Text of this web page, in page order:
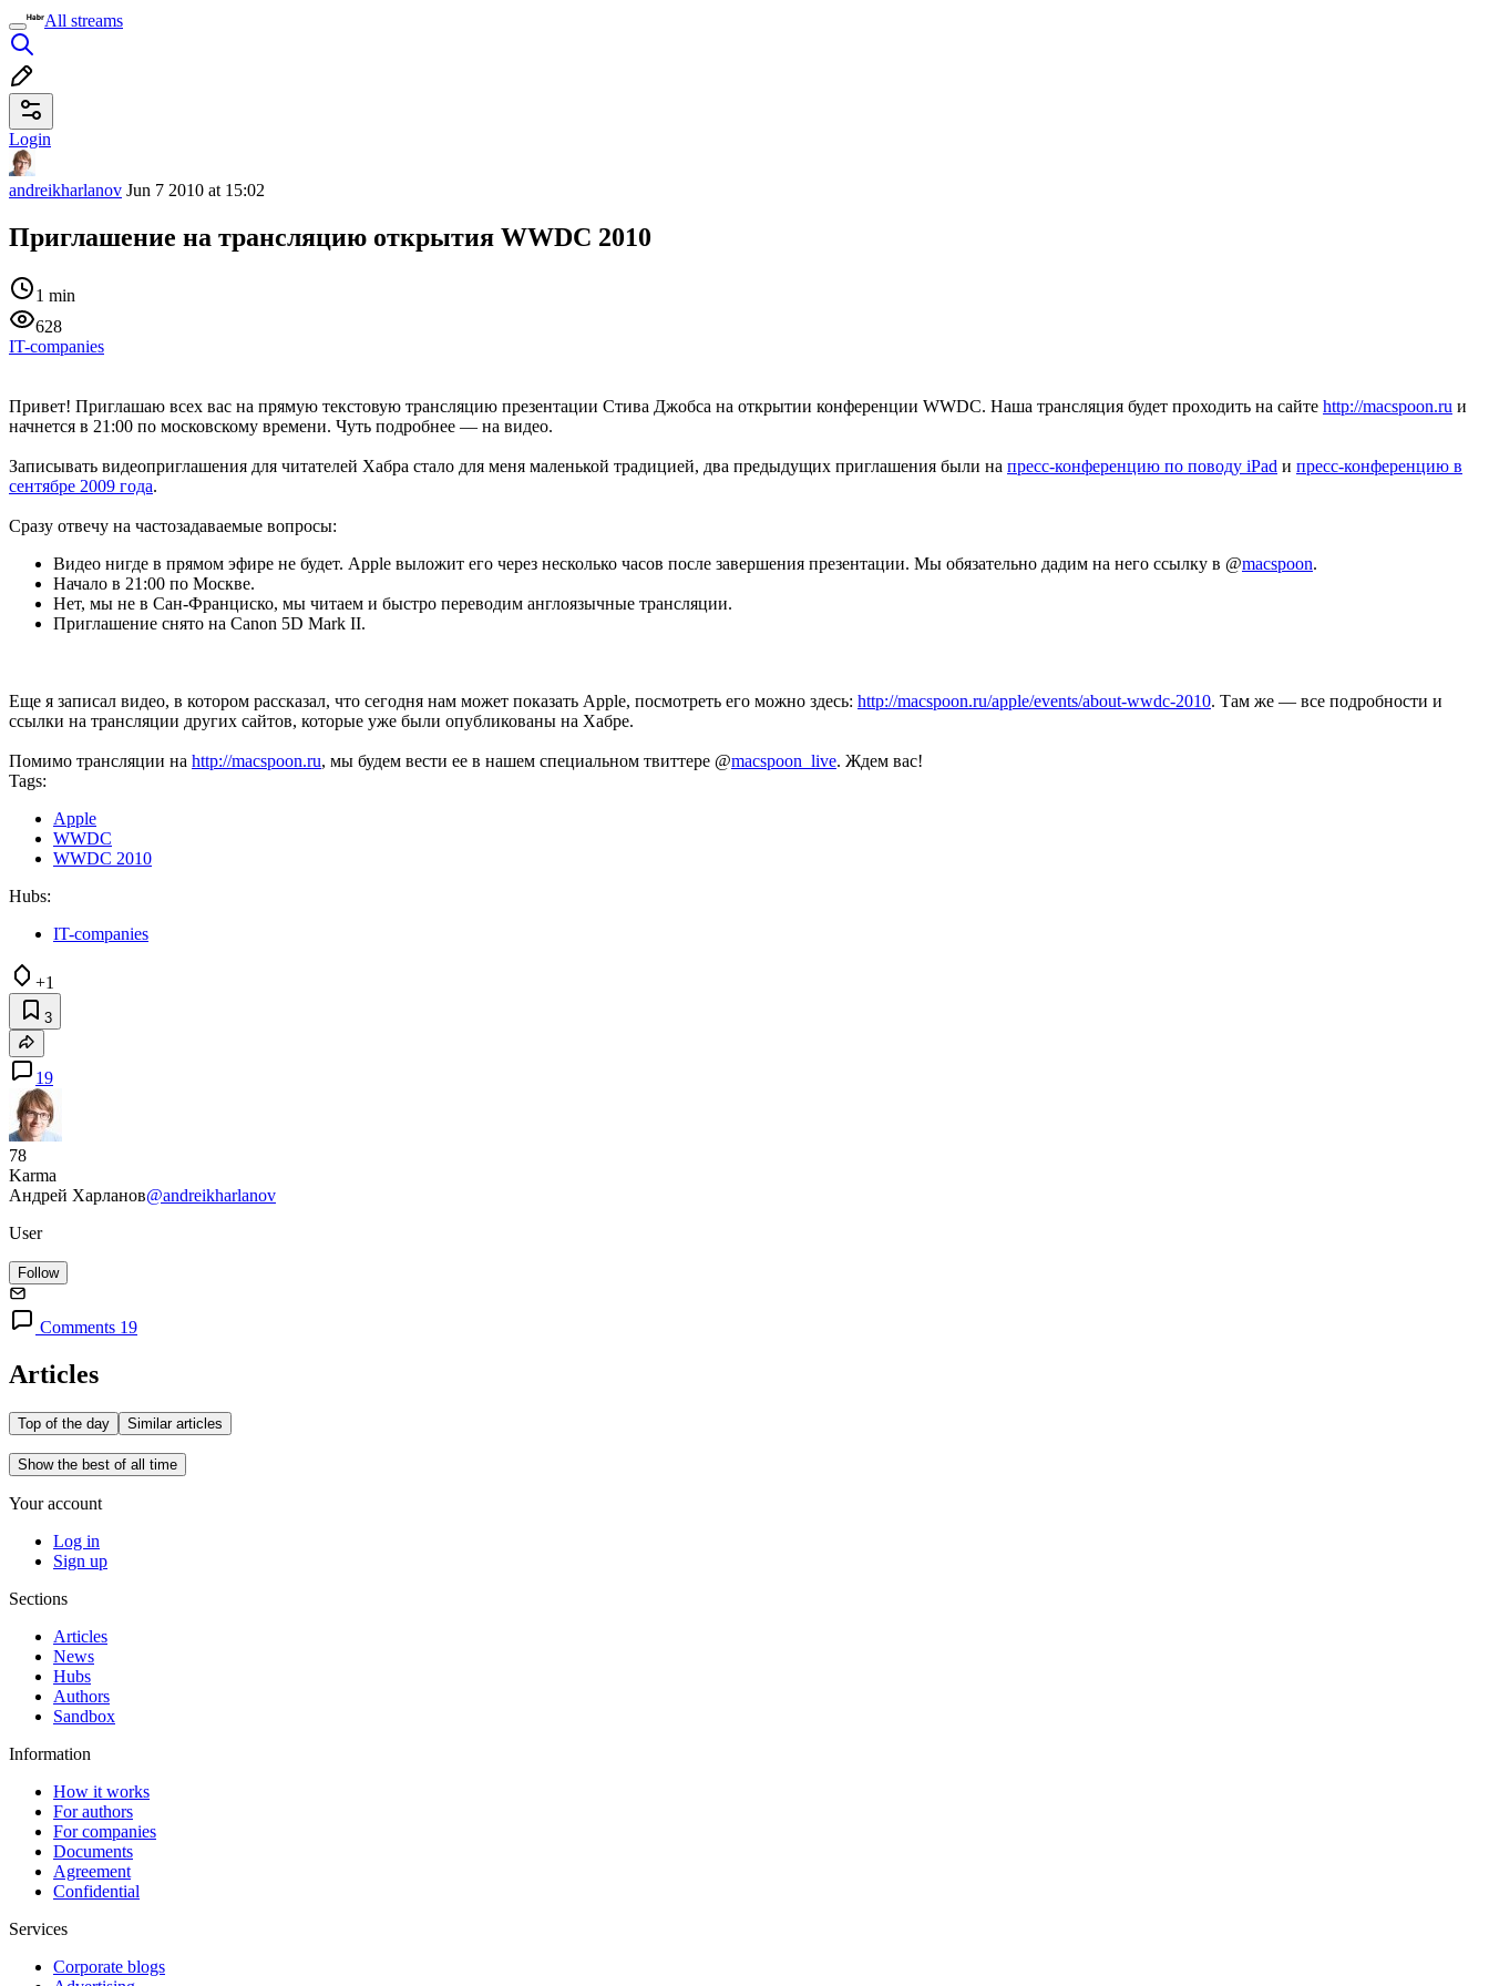
All streams
Login
andreikharlanov Jun 7 2010 at 15:02
Приглашение на трансляцию открытия WWDC 2010
1 min
628
IT-companies
Привет! Приглашаю всех вас на прямую текстовую трансляцию презентации Стива Джобса на открытии конференции WWDC. Наша трансляция будет проходить на сайте http://macspoon.ru и
начнется в 21:00 по московскому времени. Чуть подробнее — на видео.
Записывать видеоприглашения для читателей Хабра стало для меня маленькой традицией, два предыдущих приглашения были на пресс-конференцию по поводу iPad и пресс-конференцию в
сентябре 2009 года.
Сразу отвечу на частозадаваемые вопросы:
Видео нигде в прямом эфире не будет. Apple выложит его через несколько часов после завершения презентации. Мы обязательно дадим на него ссылку в @macspoon.
Начало в 21:00 по Москве.
Нет, мы не в Сан-Франциско, мы читаем и быстро переводим англоязычные трансляции.
Приглашение снято на Canon 5D Mark II.
Еще я записал видео, в котором рассказал, что сегодня нам может показать Apple, посмотреть его можно здесь: http://macspoon.ru/apple/events/about-wwdc-2010. Там же — все подробности и
ссылки на трансляции других сайтов, которые уже были опубликованы на Хабре.
Помимо трансляции на http://macspoon.ru, мы будем вести ее в нашем специальном твиттере @macspoon_live. Ждем вас!
Tags:
Apple
WWDC
WWDC 2010
Hubs:
IT-companies
+1
3
19
78
Karma
Андрей Харланов@andreikharlanov
User
Follow
Comments 19
Articles
Top of the day Similar articles
Show the best of all time
Your account
Log in
Sign up
Sections
Articles
News
Hubs
Authors
Sandbox
Information
How it works
For authors
For companies
Documents
Agreement
Confidential
Services
Corporate blogs